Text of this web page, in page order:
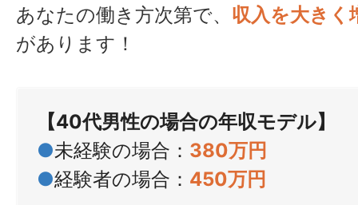
あなたの働き方次第で、 収入を大きく
があります！
【40代男性の場合の年収モデル】
●未経験の場合： 380万円
●経験者の場合： 450万円